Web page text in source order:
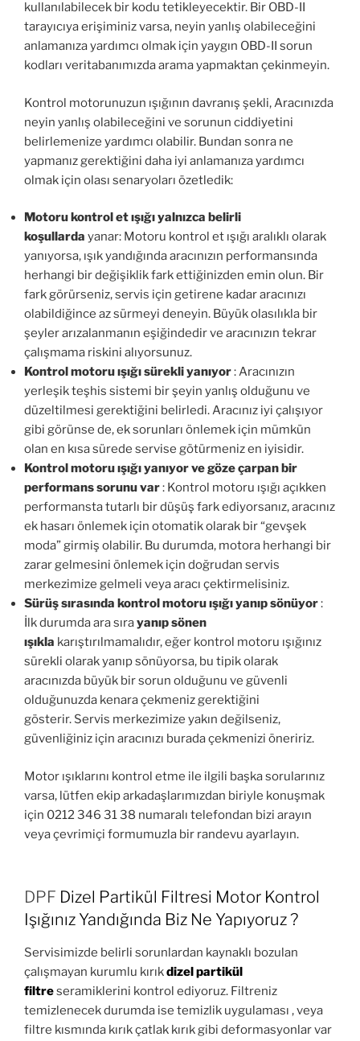
kullanılabilecek bir kodu tetikleyecektir. Bir OBD-II
tarayıcıya erişiminiz varsa, neyin yanlış olabileceğini
anlamanıza yardımcı olmak için yaygın OBD-II sorun
kodları veritabanımızda arama yapmaktan çekinmeyin.
Kontrol motorunuzun ışığının davranış şekli, Aracınızda
neyin yanlış olabileceğini ve sorunun ciddiyetini
belirlemenize yardımcı olabilir. Bundan sonra ne
yapmanız gerektiğini daha iyi anlamanıza yardımcı
olmak için olası senaryoları özetledik:
Motoru kontrol et ışığı yalnızca belirli
koşullarda yanar: Motoru kontrol et ışığı aralıklı olarak
yanıyorsa, ışık yandığında aracınızın performansında
herhangi bir değişiklik fark ettiğinizden emin olun. Bir
fark görürseniz, servis için getirene kadar aracınızı
olabildiğince az sürmeyi deneyin. Büyük olasılıkla bir
şeyler arızalanmanın eşiğindedir ve aracınızın tekrar
çalışmama riskini alıyorsunuz.
Kontrol motoru ışığı sürekli yanıyor: Aracınızın
yerleşik teşhis sistemi bir şeyin yanlış olduğunu ve
düzeltilmesi gerektiğini belirledi. Aracınız iyi çalışıyor
gibi görünse de, ek sorunları önlemek için mümkün
olan en kısa sürede servise götürmeniz en iyisidir.
Kontrol motoru ışığı yanıyor ve göze çarpan bir
performans sorunu var: Kontrol motoru ışığı açıkken
performansta tutarlı bir düşüş fark ediyorsanız, aracınız
ek hasarı önlemek için otomatik olarak bir “gevşek
moda” girmiş olabilir. Bu durumda, motora herhangi bir
zarar gelmesini önlemek için doğrudan servis
merkezimize gelmeli veya aracı çektirmelisiniz.
Sürüş sırasında kontrol motoru ışığı yanıp sönüyor:
İlk durumda ara sırayanıp sönen
ışıkla karıştırılmamalıdır, eğer kontrol motoru ışığınız
sürekli olarak yanıp sönüyorsa, bu tipik olarak
aracınızda büyük bir sorun olduğunu ve güvenli
olduğunuzda kenara çekmeniz gerektiğini
gösterir. Servis merkezimize yakın değilseniz,
güvenliğiniz için aracınızı burada çekmenizi öneririz.
Motor ışıklarını kontrol etme ile ilgili başka sorularınız
varsa, lütfen ekip arkadaşlarımızdan biriyle konuşmak
için 0212 346 31 38 numaralı telefondan bizi arayın
veya çevrimiçi formumuzla bir randevu ayarlayın.
DPF Dizel Partikül Filtresi Motor Kontrol
Işığınız Yandığında Biz Ne Yapıyoruz ?
Servisimizde belirli sorunlardan kaynaklı bozulan
çalışmayan kurumlu kırıkdizel partikül
filtreseramiklerini kontrol ediyoruz. Filtreniz
temizlenecek durumda ise temizlik uygulaması , veya
filtre kısmında kırık çatlak kırık gibi deformasyonlar var